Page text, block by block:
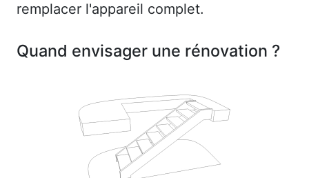
remplacer l'appareil complet.
Quand envisager une rénovation ?